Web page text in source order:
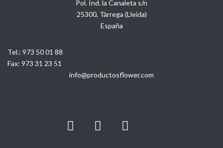
Pol. Ind. la Canaleta s/n
25300, Tàrrega (Lleida)
España
Tel.: 973 50 01 88
Fax: 973 31 23 51
info@productosflower.com